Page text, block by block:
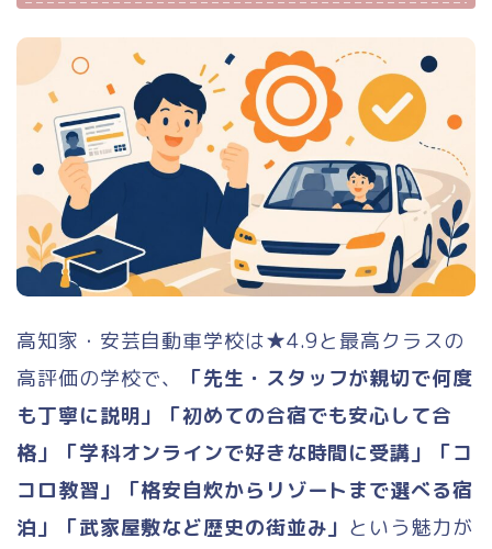
高知家・安芸自動車学校は★4.9と最高クラスの
高評価の学校で、
「先生・スタッフが親切で何度
も丁寧に説明」「初めての合宿でも安心して合
格」「学科オンラインで好きな時間に受講」「コ
コロ教習」「格安自炊からリゾートまで選べる宿
泊」「武家屋敷など歴史の街並み」 という魅力が
大型二種
牽引・大特
仮免許
料金が安い順
出発地（エリア）別
都道府県別
教習所の口コミ
エリアから探す（一覧）
東北地方